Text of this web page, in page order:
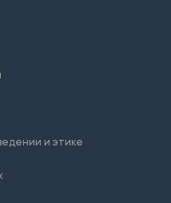
и этике